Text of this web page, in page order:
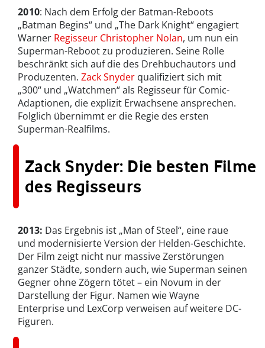
2010: Nach dem Erfolg der Batman-Reboots
„Batman Begins“ und „The Dark Knight“ engagiert
Warner Regisseur Christopher Nolan, um nun ein
Superman-Reboot zu produzieren. Seine Rolle
beschränkt sich auf die des Drehbuchautors und
Produzenten. Zack Snyder qualifiziert sich mit
„300“ und „Watchmen“ als Regisseur für Comic-
Adaptionen, die explizit Erwachsene ansprechen.
Folglich übernimmt er die Regie des ersten
Superman-Realfilms.
Zack Snyder: Die besten Filme
des Regisseurs
2013: Das Ergebnis ist „Man of Steel“, eine raue
und modernisierte Version der Helden-Geschichte.
Der Film zeigt nicht nur massive Zerstörungen
ganzer Städte, sondern auch, wie Superman seinen
Gegner ohne Zögern tötet – ein Novum in der
Darstellung der Figur. Namen wie Wayne
Enterprise und LexCorp verweisen auf weitere DC-
Figuren.